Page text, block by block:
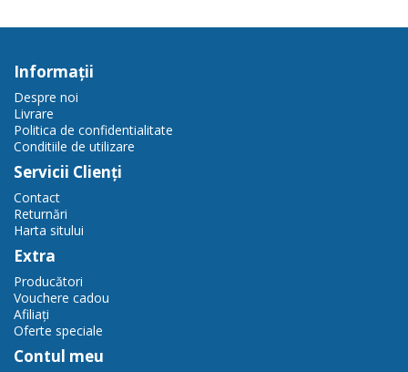
Informaţii
Despre noi
Livrare
Politica de confidentialitate
Conditiile de utilizare
Servicii Clienţi
Contact
Returnări
Harta sitului
Extra
Producători
Vouchere cadou
Afiliaţi
Oferte speciale
Contul meu